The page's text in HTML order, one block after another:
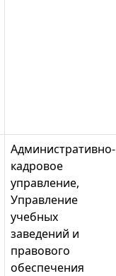
Административно-
кадровое
управление,
Управление
учебных
заведений и
правового
обеспечения